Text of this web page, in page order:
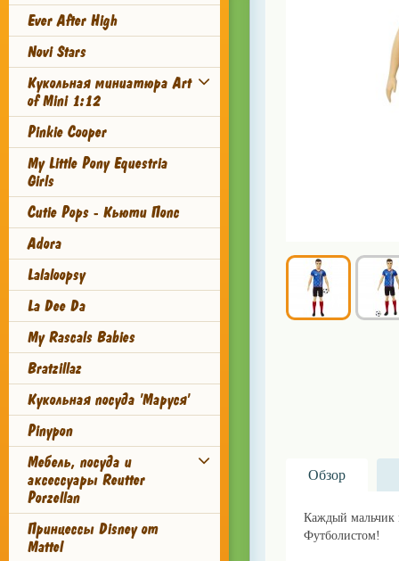
Ever After High
Novi Stars
Кукольная миниатюра Art
of Mini 1:12
Pinkie Cooper
My Little Pony Equestria
Girls
Cutie Pops - Кьюти Попс
Adora
Lalaloopsy
La Dee Da
My Rascals Babies
Bratzillaz
Кукольная посуда 'Маруся'
Pinypon
Мебель, посуда и
аксессуары Reutter
Porzellan
Принцессы Disney от
Mattel
Обзор
Каждый мальчик
Футболистом!